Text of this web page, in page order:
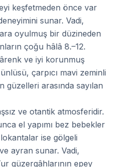
keşfetmeden önce var
sunar. Vadi,
oyulmuş bir düzineden
çoğu hâlâ 8.–12.
ve iyi korunmuş
çarpıcı mavi zeminli
güzelleri arasında sayılan
ve otantik atmosferidir.
el yapımı bez bebekler
ise gölgeli
ayran sunar. Vadi,
güzergâhlarının epey